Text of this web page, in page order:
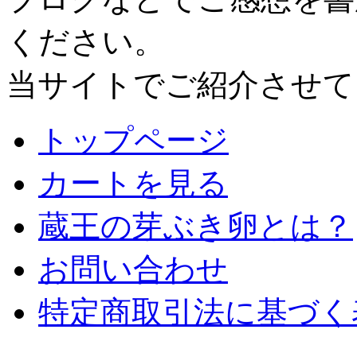
ください。
当サイトでご紹介させ
トップページ
カートを見る
蔵王の芽ぶき卵とは？
お問い合わせ
特定商取引法に基づ